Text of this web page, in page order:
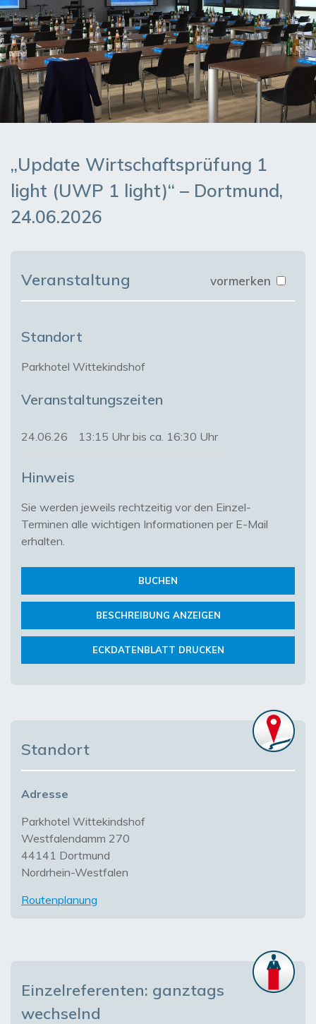
„Update Wirtschaftsprüfung 1
light (UWP 1 light)“ – Dortmund,
24.06.2026
Veranstaltung vormerken
Standort
Parkhotel Wittekindshof
Veranstaltungszeiten
24.06.26 13:15 Uhr bis ca. 16:30 Uhr
Hinweis
Sie werden jeweils rechtzeitig vor den Einzel-
Terminen alle wichtigen Informationen per E-Mail
erhalten.
BUCHEN
BESCHREIBUNG ANZEIGEN
ECKDATENBLATT DRUCKEN
Standort
Adresse
Parkhotel Wittekindshof
Westfalendamm 270
44141 Dortmund
Nordrhein-Westfalen
Routenplanung
Einzelreferenten: ganztags
wechselnd